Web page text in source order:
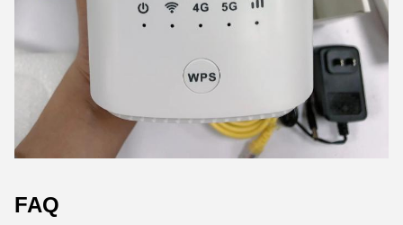
FAQ